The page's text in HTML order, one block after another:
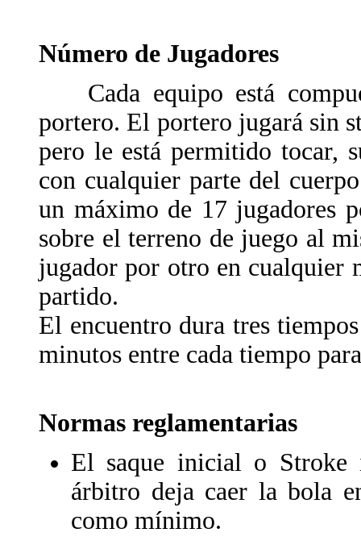
Número de Jugadores
Cada equipo está
portero. El portero jugará sin
pero le está permitido tocar,
con cualquier parte del
un máximo de 17 jugadores
sobre el terreno de juego al
jugador por otro en cualquier
partido.
El encuentro dura tres
minutos entre cada tiempo
Normas reglamentarias
El saque inicial o Stroke
árbitro deja caer la bola
como mínimo.